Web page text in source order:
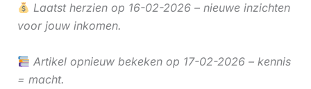
Laatst herzien op 16-02-2026 – nieuwe inzichten
voor jouw inkomen.
Artikel opnieuw bekeken op 17-02-2026 – kennis
= macht.